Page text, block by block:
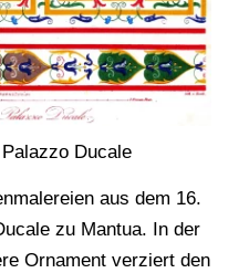
Ducale
aus dem 16.
zu Mantua. In der
Ornament verziert den